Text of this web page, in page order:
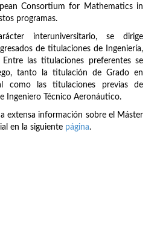
Consortium for Mathematics in
programas.
interuniversitario, se dirige
de titulaciones de Ingeniería,
las titulaciones preferentes se
tanto la titulación de Grado en
como las titulaciones previas de
Ingeniero Técnico Aeronáutico.
extensa información sobre el Máster
en la siguiente página.